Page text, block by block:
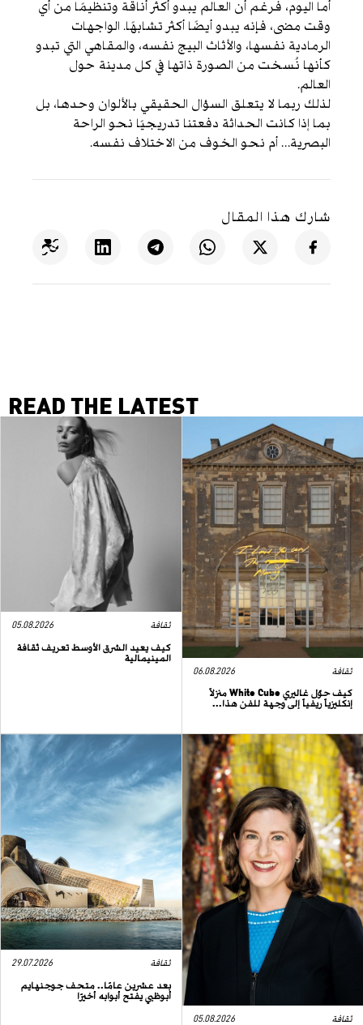
أما اليوم، فرغم أن العالم يبدو أكثر أناقة وتنظيمًا من أي
وقت مضى، فإنه يبدو أيضًا أكثر تشابهًا. الواجهات
الرمادية نفسها، والأثاث البيج نفسه، والمقاهي التي تبدو
كأنها نُسخت من الصورة ذاتها في كل مدينة حول
العالم.
لذلك ربما لا يتعلق السؤال الحقيقي بالألوان وحدها، بل
بما إذا كانت الحداثة دفعتنا تدريجيًا نحو الراحة
البصرية… أم نحو الخوف من الاختلاف نفسه.
شارك هذا المقال
READ THE LATEST
ثقافة 06.08.2026
كيف حوّل غاليري White Cube منزلاً
إنكليزياً ريفياً إلى وجهة للفن هذا...
ثقافة 05.08.2026
كيف يعيد الشرق الأوسط تعريف ثقافة
المينيمالية
ثقافة 05.08.2026
ثقافة 29.07.2026
بعد عشرين عامًا.. متحف جوجنهايم
أبوظبي يفتح أبوابه أخيرًا